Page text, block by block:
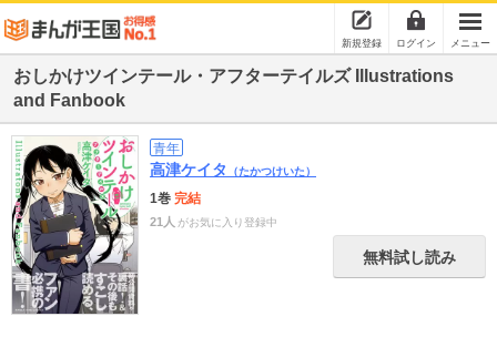
新規登録 ログイン メニュー
おしかけツインテール・アフターテイルズ Illustrations
and Fanbook
青年
高津ケイタ （たかつけいた）
1巻 完結
21人 がお気に入り登録中
無料試し読み